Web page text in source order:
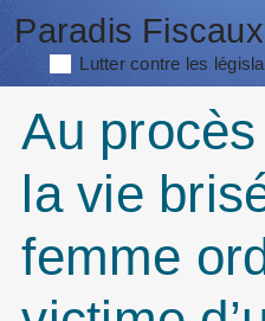
Paradis
Lutter contre les
Au
la vie
femme